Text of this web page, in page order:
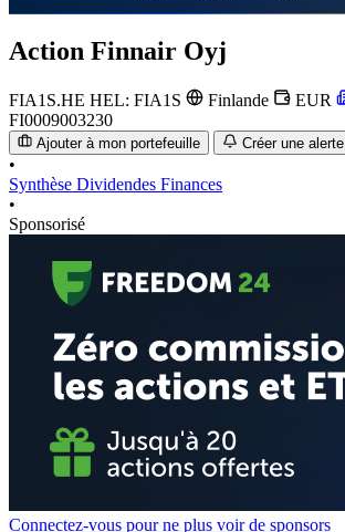
Action Finnair Oyj
FIA1S.HE HEL: FIA1S Finlande EUR
FI0009003230
Ajouter à mon portefeuille Créer une alerte
•
Synthèse Dividendes Finances
•
Sponsorisé
Connectez-vous pour ne plus voir de sponsors